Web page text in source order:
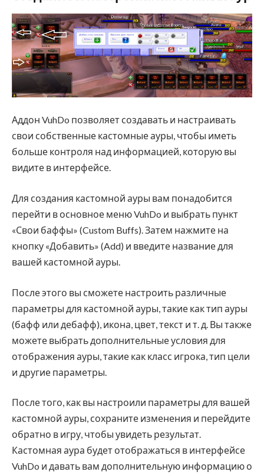
Аддон VuhDo позволяет создавать и настраивать
свои собственные кастомные ауры, чтобы иметь
больше контроля над информацией, которую вы
видите в интерфейсе.
Для создания кастомной ауры вам понадобится
перейти в основное меню VuhDo и выбрать пункт
«Свои баффы» (Custom Buffs). Затем нажмите на
кнопку «Добавить» (Add) и введите название для
вашей кастомной ауры.
После этого вы сможете настроить различные
параметры для кастомной ауры, такие как тип ауры
(бафф или дебафф), икона, цвет, текст и т. д. Вы также
можете выбрать дополнительные условия для
отображения ауры, такие как класс игрока, тип цели
и другие параметры.
После того, как вы настроили параметры для вашей
кастомной ауры, сохраните изменения и перейдите
обратно в игру, чтобы увидеть результат.
Кастомная аура будет отображаться в интерфейсе
VuhDo и давать вам дополнительную информацию о